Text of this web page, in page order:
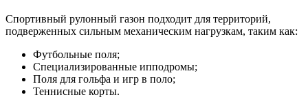
Спортивный рулонный газон подходит для территорий,
подверженных сильным механическим нагрузкам, таким как:
Футбольные поля;
Специализированные ипподромы;
Поля для гольфа и игр в поло;
Теннисные корты.